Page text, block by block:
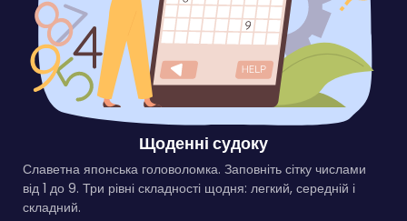
Щоденні судоку
Славетна японська головоломка. Заповніть сітку числами
від 1 до 9. Три рівні складності щодня: легкий, середній і
складний.